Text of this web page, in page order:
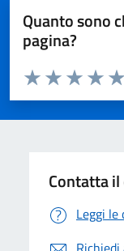
Quanto sono
pagina?
Valuta da 1 a 5 stelle
Valuta 3
Valuta 2
Valuta 1 stelle su
Contatta
Leggi